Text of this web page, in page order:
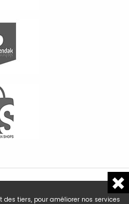
des tiers, pour améliorer nos services